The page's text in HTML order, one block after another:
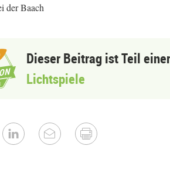
der Baach
Dieser Beitrag ist Teil
Lichtspiele